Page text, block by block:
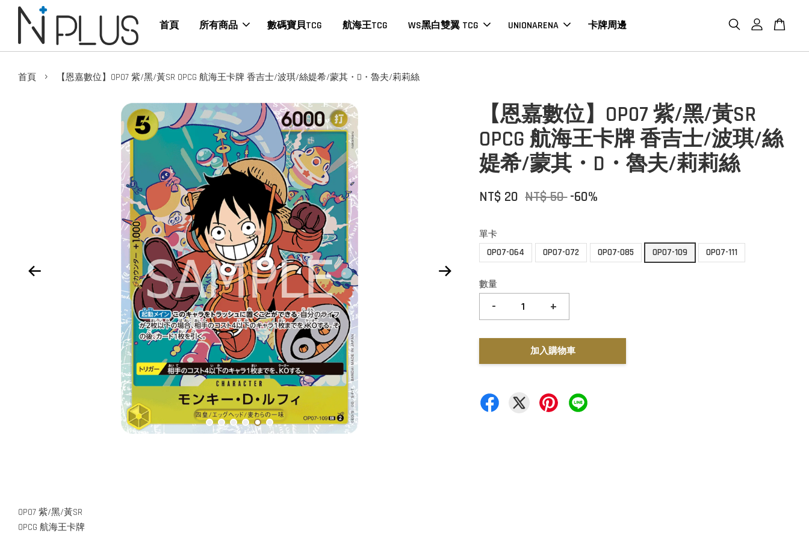
首頁 所有商品 數碼寶貝TCG 航海王TCG WS黑白雙翼 TCG UNIONARENA 卡牌周邊
首頁 › 【恩嘉數位】OP07 紫/黑/黃SR OPCG 航海王卡牌 香吉士/波琪/絲媞希/蒙其・D・魯夫/莉莉絲
【恩嘉數位】OP07 紫/黑/黃SR
OPCG 航海王卡牌 香吉士/波琪/絲
媞希/蒙其・D・魯夫/莉莉絲
NT$ 20 NT$ 50-60%
單卡
OP07-064
OP07-072 OP07-085 OP07-109 OP07-111
數量
- +
加入購物車
OP07 紫/黑/黃SR
OPCG 航海王卡牌